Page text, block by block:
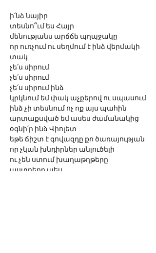
ի՛նձ նայիր
տեսնո՞ւմ ես Հայր
մենությանս արճճե պղպջակը
որ ուռչում ու սեղմում է ինձ վերմակի
տակ
չե՛ս սիրում
չե՛ս սիրում
չե՛ս սիրում ինձ
կրկնում եմ փակ աչքերով ու սպասում
ինձ չի տեսնում ոչ ոք այս պահին
արտաքսված եմ ասես ժամանակից
օգնի՛ր ինձ Վիոլետ
եթե ճիշտ է գովազդը քո ծառայության
որ չկան խնդիրներ անլուծելի
ու չեն ստում խաղաթղթերը
աստղերը պես